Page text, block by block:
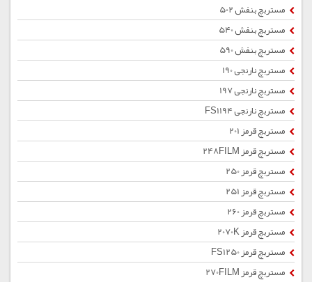
مستربچ بنفش 502
مستربچ بنفش 540
مستربچ بنفش 590
مستربچ نارنجی 190
مستربچ نارنجی 197
مستربچ نارنجی FS1194
مستربچ قرمز 201
مستربچ قرمز 248FILM
مستربچ قرمز 250
مستربچ قرمز 251
مستربچ قرمز 260
مستربچ قرمز 2070K
مستربچ قرمز FS1250
مستربچ قرمز 270FILM